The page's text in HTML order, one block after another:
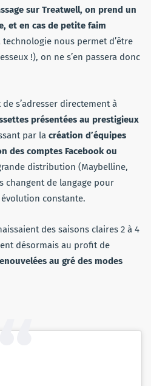
sur Treatwell, on prend un
et en cas de petite faim
technologie nous permet d’être
!), on ne s’en passera donc
s’adresser directement à
présentées au prestigieux
par la création d’équipes
des comptes Facebook ou
distribution (Maybelline,
changent de langage pour
constante.
des saisons claires 2 à 4
désormais au profit de
au gré des modes